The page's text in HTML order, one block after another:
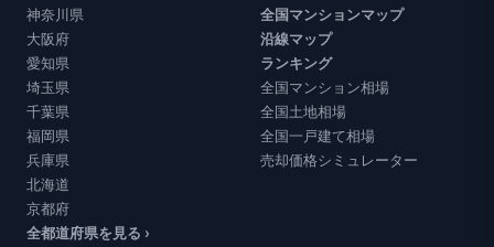
神奈川県
大阪府
愛知県
埼玉県
千葉県
福岡県
兵庫県
北海道
京都府
全都道府県を見る ›
全国マンションマップ
沿線マップ
ランキング
全国マンション相場
全国土地相場
全国一戸建て相場
売却価格シミュレーター